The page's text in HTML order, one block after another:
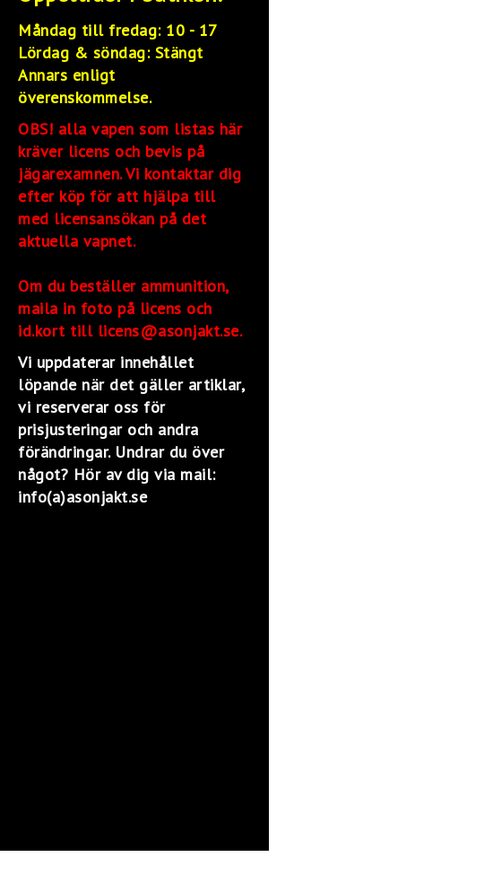
Måndag till fredag: 10 - 17
Lördag & söndag: Stängt
Annars enligt
överenskommelse.
OBS! alla vapen som listas här
kräver licens och bevis på
jägarexamnen. Vi kontaktar dig
efter köp för att hjälpa till
med licensansökan på det
aktuella vapnet.
Om du beställer ammunition,
maila in foto på licens och
id.kort till licens@asonjakt.se.
Vi uppdaterar innehållet
löpande när det gäller artiklar,
vi reserverar oss för
prisjusteringar och andra
förändringar. Undrar du över
något? Hör av dig via mail:
info(a)asonjakt.se